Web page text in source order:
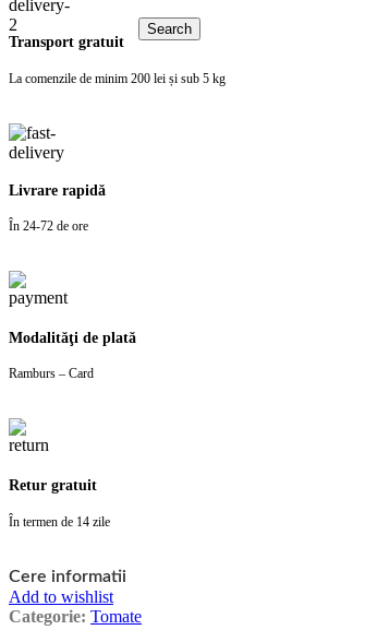
Search
Transport gratuit
La comenzile de minim 200 lei și sub 5 kg
Livrare rapidă
În 24-72 de ore
Modalităţi de plată
Ramburs – Card
Retur gratuit
În termen de 14 zile
Cere informatii
Add to wishlist
Categorie: Tomate